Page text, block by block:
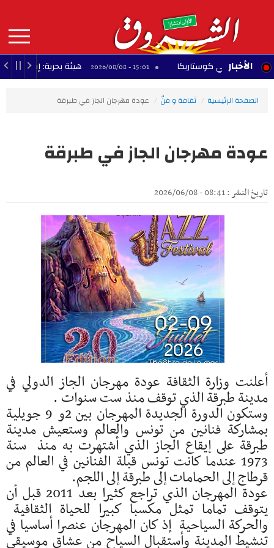
contenu
principal
MAIN
NAVIGATION الأخبار
في كوستاريكا هيئة بحرية: إصابة سفينة
الصفحة الرئيسية ثقافة و فنّ عودة مهرجان الجاز في طبرقة
عودة مهرجان الجاز في طبرقة
تاريخ النشر : 08:41 - 2026/06/08
أعلنت وزارة الثقافة عودة مهرجان الجاز الدولي في
مدينة طبرقة الذي توقف منذ ست سنوات .
وستكون الدورة الجديدة المهرجان بين 2و 9 جويلية
بمشاركة فنانين من تونس والعالم وستعيش مدينة
طبرقة على إيقاع الجاز الذي أشتهرت به منذ سنة
1973 عندما كانت تونس قبلة الفنانين في العالم من
قرطاج إلى الحمامات إلى طبرقة إلى اللجم.
عودة المهرجان الذي تراجع كثيرا بعد 2011 قبل أن
يتوقف تماما تمثل مكسبا كبيرا للحياة الثقافية
والحركة السياحية إذ كان المهرجان عنصرا أساسيا في
تنشيط المدينة وأستقبال السياح من عشاق موسيقى